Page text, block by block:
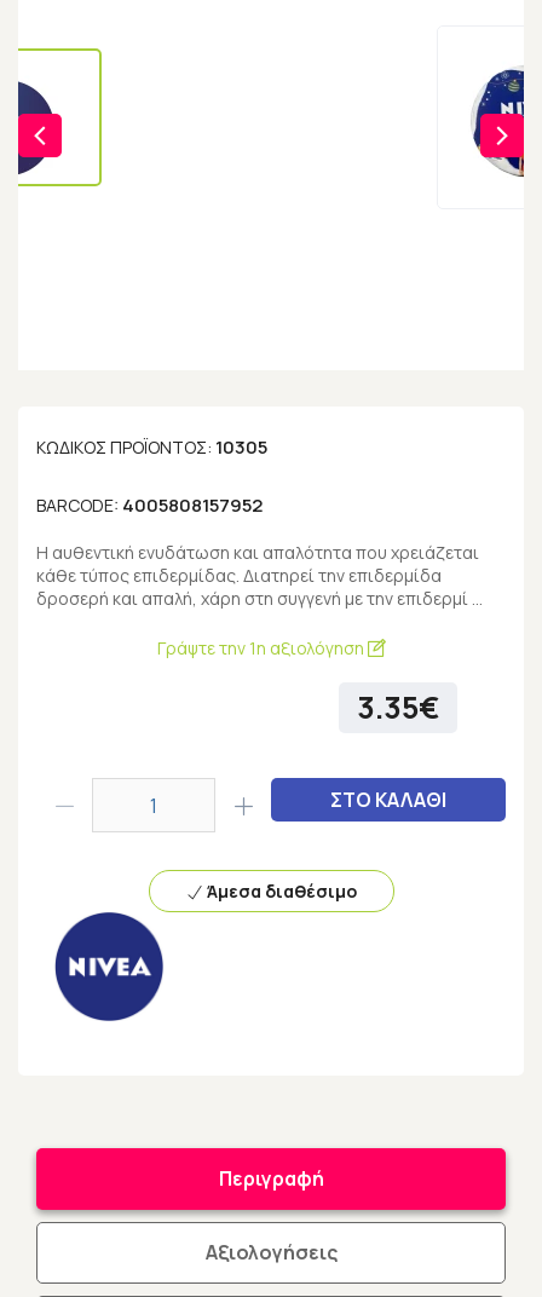
ΚΩΔΙΚΌΣ ΠΡΟΪΌΝΤΟΣ: 10305
BARCODE: 4005808157952
Η αυθεντική ενυδάτωση και απαλότητα που χρειάζεται
κάθε τύπος επιδερμίδας. Διατηρεί την επιδερμίδα
δροσερή και απαλή, χάρη στη συγγενή με την επιδερμί …
Γράψτε την 1η αξιολόγηση
3.35€
ΣΤΟ ΚΑΛΑΘΙ
Άμεσα διαθέσιμο
Περιγραφή
Αξιολογήσεις